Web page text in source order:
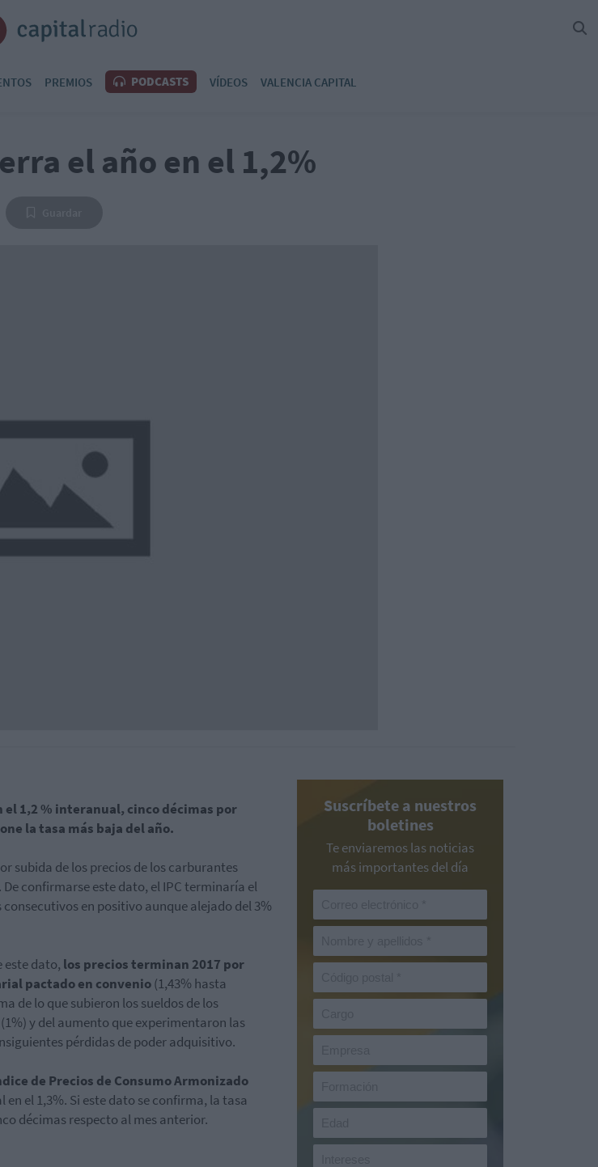
PREMIOS PODCASTS VÍDEOS VALENCIA CAPITAL
el año en el 1,2%
el 1,2 % interanual, cinco décimas por
la tasa más baja del año.
subida de los precios de los carburantes
confirmarse este dato, el IPC terminaría el
en positivo aunque alejado del 3%
este dato, los precios terminan 2017 por
pactado en convenio(1,43% hasta
de lo que subieron los sueldos de los
y del aumento que experimentaron las
pérdidas de poder adquisitivo.
de Precios de Consumo Armonizado
el 1,3%. Si este dato se confirma, la tasa
décimas respecto al mes anterior.
Suscríbete a nuestros
boletines
Te enviaremos las noticias
más importantes del día